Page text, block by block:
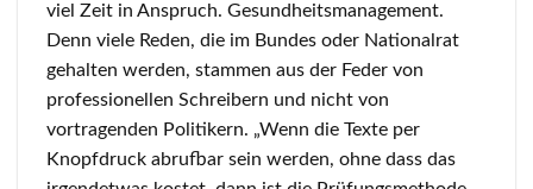
viel Zeit in Anspruch. Gesundheitsmanagement.
Denn viele Reden, die im Bundes oder Nationalrat
gehalten werden, stammen aus der Feder von
professionellen Schreibern und nicht von
vortragenden Politikern. „Wenn die Texte per
Knopfdruck abrufbar sein werden, ohne dass das